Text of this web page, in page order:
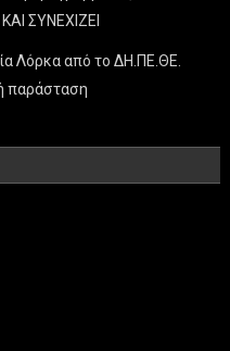
ΣΥΝΕΧΙΖΕΙ
Λόρκα από το ΔΗ.ΠΕ.ΘΕ.
παράσταση